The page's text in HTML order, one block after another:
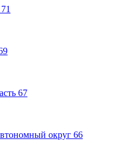
71
67
округ 66